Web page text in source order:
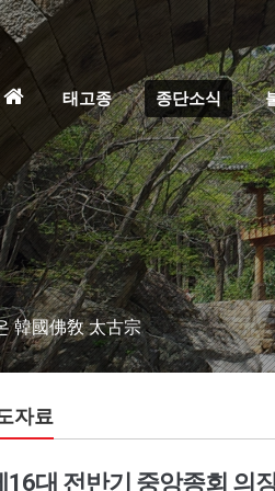
홈
태고종 종단소식
韓國佛敎 太古宗
자료
16대 전반기 중앙종회 의